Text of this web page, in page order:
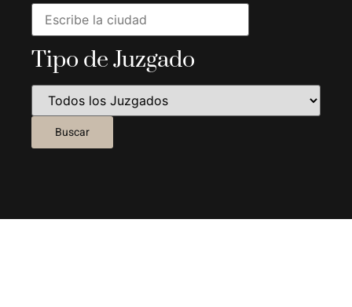
Tipo de Juzgado